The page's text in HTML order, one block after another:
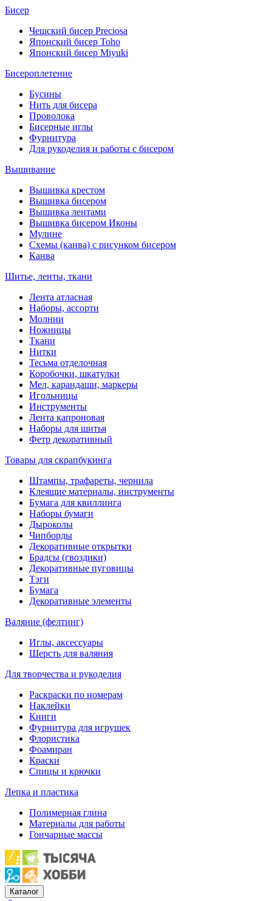
Бисер
Чешский бисер Preciosa
Японский бисер Toho
Японский бисер Miyuki
Бисероплетение
Бусины
Нить для бисера
Проволока
Бисерные иглы
Фурнитура
Для рукоделия и работы с бисером
Вышивание
Вышивка крестом
Вышивка бисером
Вышивка лентами
Вышивка бисером Иконы
Мулине
Схемы (канва) с рисунком бисером
Канва
Шитье, ленты, ткани
Лента атласная
Наборы, ассорти
Молнии
Ножницы
Ткани
Нитки
Тесьма отделочная
Коробочки, шкатулки
Мел, карандаши, маркеры
Игольницы
Инструменты
Лента капроновая
Наборы для шитья
Фетр декоративный
Товары для скрапбукинга
Штампы, трафареты, чернила
Клеящие материалы, инструменты
Бумага для квиллинга
Наборы бумаги
Дыроколы
Чипборды
Декоративные открытки
Брадсы (гвоздики)
Декоративные пуговицы
Тэги
Бумага
Декоративные элементы
Валяние (фелтинг)
Иглы, аксессуары
Шерсть для валяния
Для творчества и рукоделия
Раскраски по номерам
Наклейки
Книги
Фурнитура для игрушек
Флористика
Фоамиран
Краски
Спицы и крючки
Лепка и пластика
Полимерная глина
Материалы для работы
Гончарные массы
Каталог